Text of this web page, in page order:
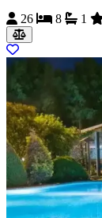
26
8 1